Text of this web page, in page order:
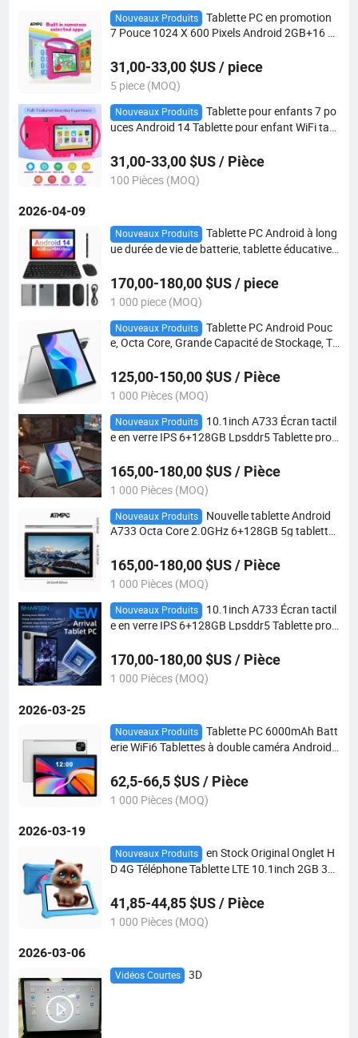
Nouveaux Produits
Tablette PC en promotion
7 Pouce 1024 X 600 Pixels Android 2GB+16 G
31,00-33,00 $US / piece
5 piece (MOQ)
Nouveaux Produits
Tablette pour enfants 7 po
uces Android 14 Tablette pour enfant WiFi tabl
r adultes
31,00-33,00 $US / Pièce
100 Pièces (MOQ)
2026-04-09
Nouveaux Produits
Tablette PC Android à long
ue durée de vie de batterie, tablette éducative
170,00-180,00 $US / piece
1 000 piece (MOQ)
Nouveaux Produits
Tablette PC Android Pouc
e, Octa Core, Grande Capacité de Stockage, Ta
125,00-150,00 $US / Pièce
1 000 Pièces (MOQ)
Nouveaux Produits
10.1inch A733 Écran tactil
e en verre IPS 6+128GB Lpsddr5 Tablette prof
es affaires
165,00-180,00 $US / Pièce
1 000 Pièces (MOQ)
Nouveaux Produits
Nouvelle tablette Android
A733 Octa Core 2.0GHz 6+128GB 5g tablette
165,00-180,00 $US / Pièce
1 000 Pièces (MOQ)
Nouveaux Produits
10.1inch A733 Écran tactil
e en verre IPS 6+128GB Lpsddr5 Tablette prof
es affaires
170,00-180,00 $US / Pièce
1 000 Pièces (MOQ)
2026-03-25
Nouveaux Produits
Tablette PC 6000mAh Batt
erie WiFi6 Tablettes à double caméra Android
M/ROM
62,5-66,5 $US / Pièce
1 000 Pièces (MOQ)
2026-03-19
Nouveaux Produits
en Stock Original Onglet H
D 4G Téléphone Tablette LTE 10.1inch 2GB 32
41,85-44,85 $US / Pièce
1 000 Pièces (MOQ)
2026-03-06
Vidéos Courtes 3D